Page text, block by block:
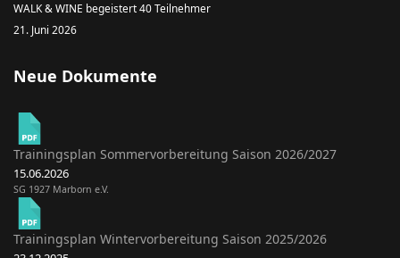
WALK & WINE begeistert 40 Teilnehmer
21. Juni 2026
Neue Dokumente
Trainingsplan Sommervorbereitung Saison 2026/2027
15.06.2026
SG 1927 Marborn e.V.
Trainingsplan Wintervorbereitung Saison 2025/2026